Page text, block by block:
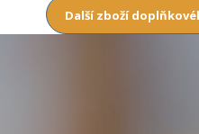
Další zboží